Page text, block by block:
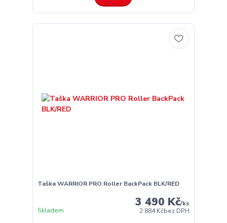
Taška WARRIOR PRO Roller BackPack BLK/RED
3 490 Kč/ks
2 884 Kčbez DPH
Skladem